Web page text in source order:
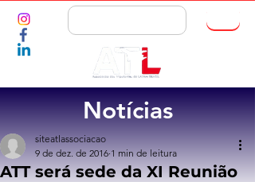
Notícias
ATT será sede da XI Reunião
siteatlassociacao
9 de dez. de 2016 1 min de leitura